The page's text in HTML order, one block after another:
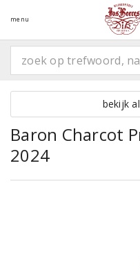
menu
bekijk
Baron Charcot
2024